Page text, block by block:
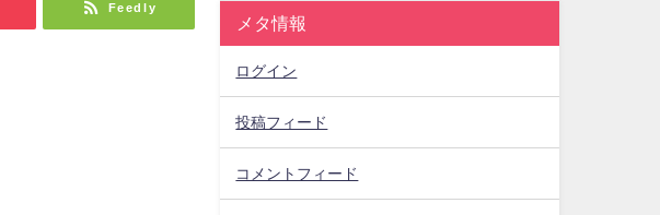
Feedly
メタ情報
ログイン
投稿フィード
コメントフィード